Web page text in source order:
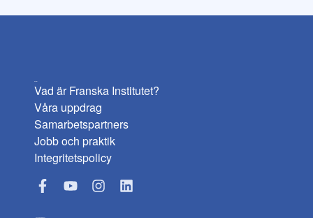
Vad är Franska Institutet?
Våra uppdrag
Samarbetspartners
Jobb och praktik
Integritetspolicy